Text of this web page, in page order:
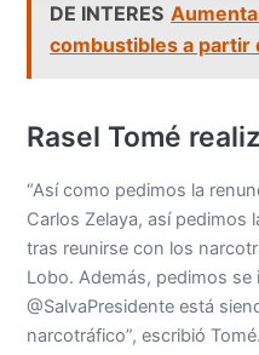
DE INTERES
combustibles a partir
Rasel Tomé
“Así como pedimos la
Carlos Zelaya, así pedimos
tras reunirse con los
Lobo. Además, pedimos
@SalvaPresidente está
narcotráfico”, escribió Tomé.